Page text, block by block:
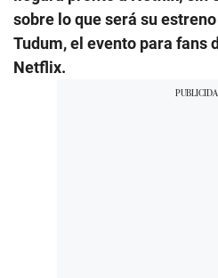
sobre lo que será su
Tudum, el evento para fans
Netflix.